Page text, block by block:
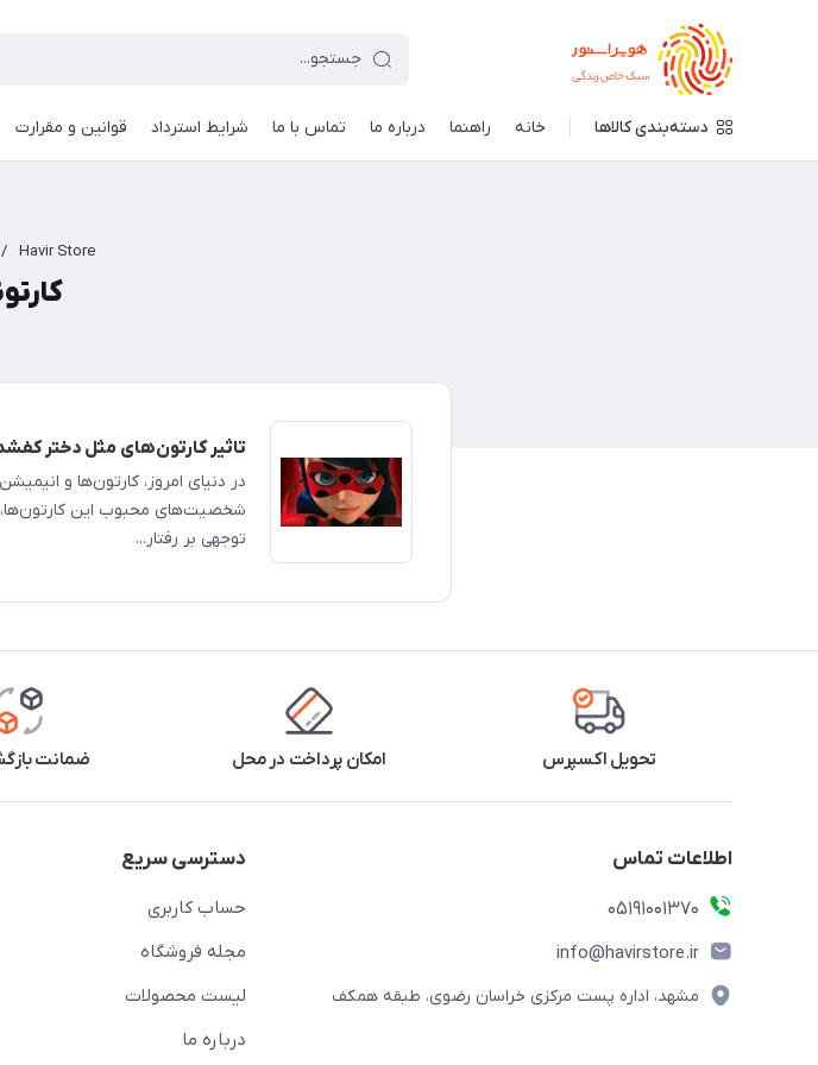
دسته‌بندی کالاها خانه راهنما درباره ما تماس با ما شرایط استرداد قوانین و مقرارت
Havir Store
/
تاثیر کارتون‌های مثل دختر
در دنیای امروز، کارتون‌ها و
شخصیت‌های محبوب این کارتون‌ها،
توجهی بر رفتار...
تحویل اکسپرس امکان پرداخت در محل ضمانت
اطلاعات تماس
05191001370
info@havirstore.ir
مشهد، اداره پست مرکزی خراسان رضوی، طبقه همکف
دسترسی سریع
حساب کاربری
مجله فروشگاه
لیست محصولات
درباره ما